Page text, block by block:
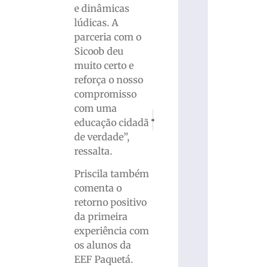
e dinâmicas
lúdicas. A
parceria com o
Sicoob deu
muito certo e
reforça o nosso
compromisso
com uma
educação cidadã
de verdade”,
ressalta.
Priscila também
comenta o
retorno positivo
da primeira
experiência com
os alunos da
EEF Paquetá.
Em busca do título da Recopa